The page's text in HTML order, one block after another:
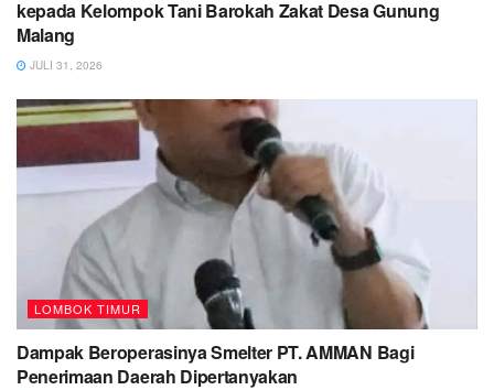
kepada Kelompok Tani Barokah Zakat Desa Gunung
Malang
JULI 31, 2026
LOMBOK TIMUR
Dampak Beroperasinya Smelter PT. AMMAN Bagi
Penerimaan Daerah Dipertanyakan